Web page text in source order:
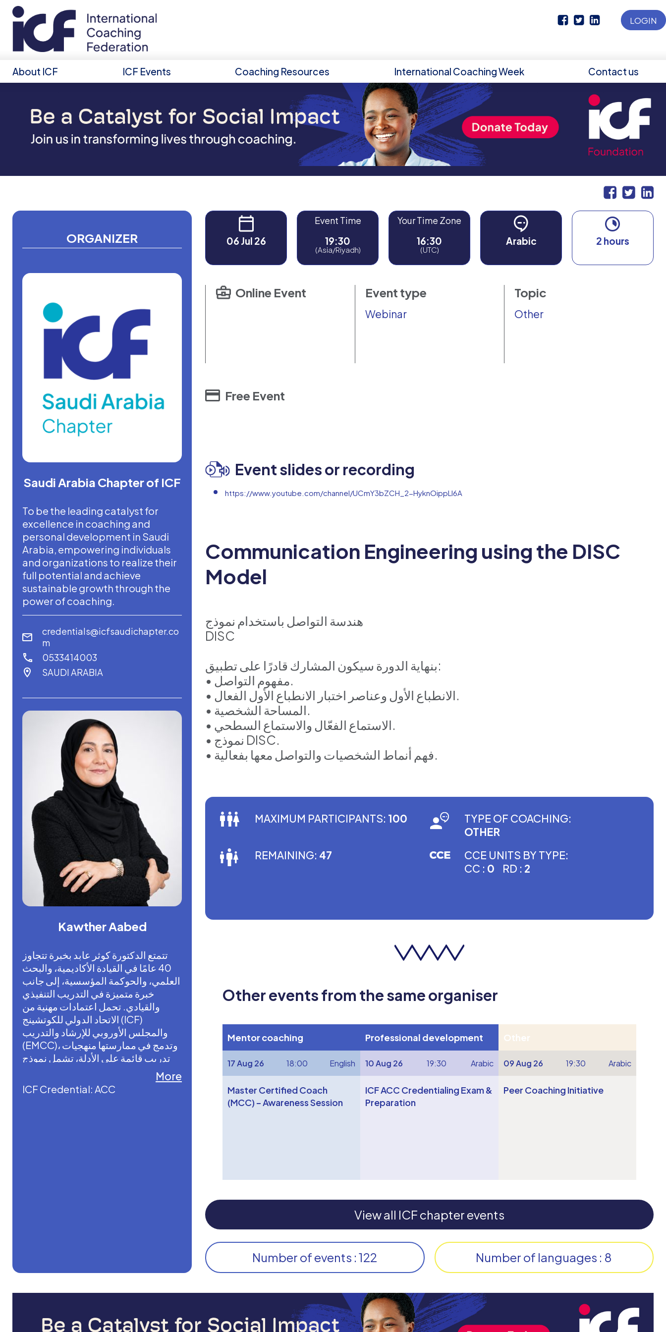
LOGIN
About ICF ICF Events Coaching Resources International Coaching Week Contact us
ORGANIZER
Saudi Arabia Chapter of ICF
To be the leading catalyst for
excellence in coaching and
personal development in Saudi
Arabia, empowering individuals
and organizations to realize their
full potential and achieve
sustainable growth through the
power of coaching.
credentials@icfsaudichapter.co
m
0533414003
SAUDI ARABIA
Kawther Aabed
تتمتع الدكتورة كوثر عابد بخبرة تتجاوز
40 عامًا في القيادة الأكاديمية، والبحث
العلمي، والحوكمة المؤسسية، إلى جانب
خبرة متميزة في التدريب التنفيذي
والقيادي. تحمل اعتمادات مهنية من
الاتحاد الدولي للكوتشينج (ICF)
والمجلس الأوروبي للإرشاد والتدريب
(EMCC)، وتدمج في ممارستها منهجيات
تدريب قائمة على الأدلة، تشمل نموذج
بيئة القيادة في المملكة العربية السعودية
More
ICF Credential: ACC
06 Jul 26
Event Time
19:30
(Asia/Riyadh)
Your Time Zone
16:30
(UTC)
Arabic 2 hours
Online Event Event type
Webinar
Topic
Other
Free Event
Event slides or recording
https://www.youtube.com/channel/UCmY3bZCH_2-HyknOippLl6A
Communication Engineering using the DISC
Model
هندسة التواصل باستخدام نموذج
DISC
بنهاية الدورة سيكون المشارك قادرًا على تطبيق:
• مفهوم التواصل.
• الانطباع الأول وعناصر اختبار الانطباع الأول الفعال.
• المساحة الشخصية.
• الاستماع الفعّال والاستماع السطحي.
• نموذج DISC.
• فهم أنماط الشخصيات والتواصل معها بفعالية.
MAXIMUM PARTICIPANTS: 100
TYPE OF COACHING:
OTHER
REMAINING: 47
CCE UNITS BY TYPE:
CC : 0 RD : 2
Other events from the same organiser
Mentor coaching
17 Aug 26 18:00 English
Master Certified Coach
(MCC) – Awareness Session
Professional development
10 Aug 26 19:30 Arabic
ICF ACC Credentialing Exam &
Preparation
Other
09 Aug 26 19:30 Arabic
Peer Coaching Initiative
View all ICF chapter events
Number of events : 122 Number of languages : 8